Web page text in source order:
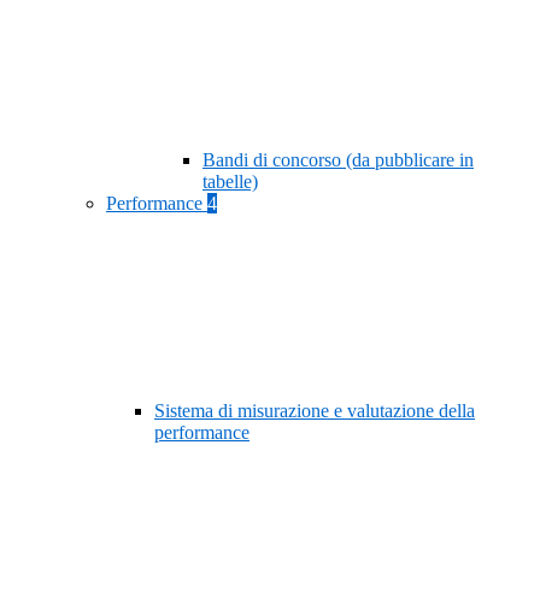
Bandi di concorso (da pubblicare in
tabelle)
Performance 4
Sistema di misurazione e valutazione della
performance